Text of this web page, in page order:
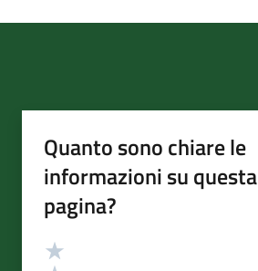
Quanto sono chiare le
informazioni su questa
pagina?
Valutazione